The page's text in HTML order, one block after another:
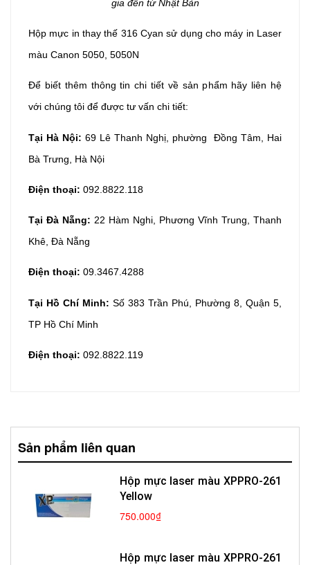
gia đến từ Nhật Bản
Hộp mực in thay thế 316 Cyan sử dụng cho máy in Laser
màu Canon 5050, 5050N
Để biết thêm thông tin chi tiết về sản phẩm hãy liên hệ
với chúng tôi để được tư vấn chi tiết:
Tại Hà Nội: 69 Lê Thanh Nghị, phường Đồng Tâm, Hai
Bà Trưng, Hà Nội
Điện thoại: 092.8822.118
Tại Đà Nẵng: 22 Hàm Nghi, Phương Vĩnh Trung, Thanh
Khê, Đà Nẵng
Điện thoại: 09.3467.4288
Tại Hồ Chí Minh: Số 383 Trần Phú, Phường 8, Quận 5,
TP Hồ Chí Minh
Điện thoại: 092.8822.119
Sản phẩm liên quan
Hộp mực laser màu XPPRO-261
Yellow
750.000₫
Hộp mực laser màu XPPRO-261